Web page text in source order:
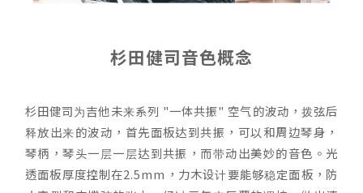
杉田健司音色概念
杉田健司为吉他未来系列 "一体共振" 空气的波动，拨弦后
释放出来的波动，首先面板达到共振，可以和周边琴身，
琴柄，琴头一层一层达到共振，而带动出美妙的音色。光
透面板厚度控制在2.5mm，力木设计要能够稳定面板，防